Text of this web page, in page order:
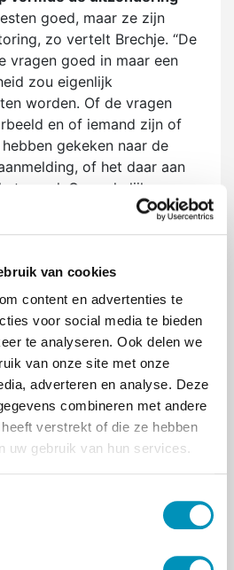
van cookies
content en advertenties te
voor social media te bieden
te analyseren. Ook delen we
van onze site met onze
adverteren en analyse. Deze
combineren met andere
verstrekt of die ze hebben
uw gebruik van hun services.
goed, maar ze zijn
zo vertelt Brechje. “De
vragen goed in maar een
zou eigenlijk
worden. Of de vragen
en of iemand zijn of
gekeken naar de
of het daar aan
geval. Opmerkelijk was
was waar de
werden ingevuld,
gelegen om in
voor de operatie. Verder
geschikt zijn voor
beperking of
dementie. Hier wil ik in
verder naar kijken. Net
solk
pizza’s
bij de opleidingen KP en
“Toen ik met de opleiding